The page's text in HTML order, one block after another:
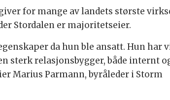
for mange av landets største
Stordalen er majoritetseier.
da hun ble ansatt. Hun har
sterk relasjonsbygger, både internt
Marius Parmann, byråleder i Storm